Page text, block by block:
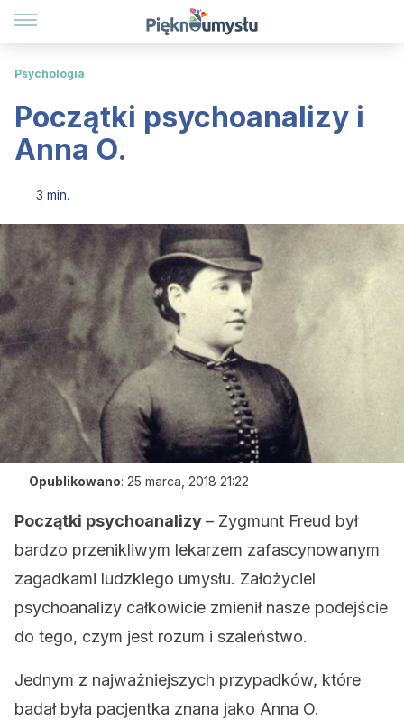
Psychologia
Początki psychoanalizy i
Anna O.
3 min.
Opublikowano: 25 marca, 2018 21:22
Początki psychoanalizy– Zygmunt Freud był
bardzo przenikliwym lekarzem zafascynowanym
zagadkami ludzkiego umysłu. Założyciel
psychoanalizy całkowicie zmienił nasze podejście
do tego, czym jest rozum i szaleństwo.
Jednym z najważniejszych przypadków, które
badał była pacjentka znana jako Anna O.